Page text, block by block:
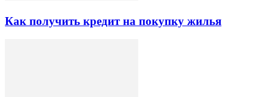
Как получить кредит на покупку жилья